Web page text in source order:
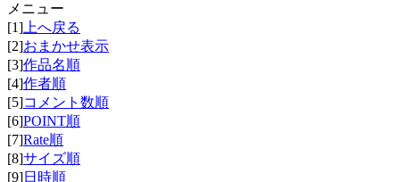
メニュー
[1] 上へ戻る
[2]おまかせ表示
[3]作品名順
[4]作者順
[5]コメント数順
[6]POINT順
[7]Rate順
[8]サイズ順
[9]日時順